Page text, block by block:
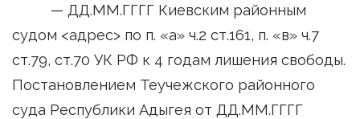
— ДД.ММ.ГГГГ Киевским районным
судом <адрес> по п. «а» ч.2 ст.161, п. «в» ч.7
ст.79, ст.70 УК РФ к 4 годам лишения свободы.
Постановлением Теучежского районного
суда Республики Адыгея от ДД.ММ.ГГГГ